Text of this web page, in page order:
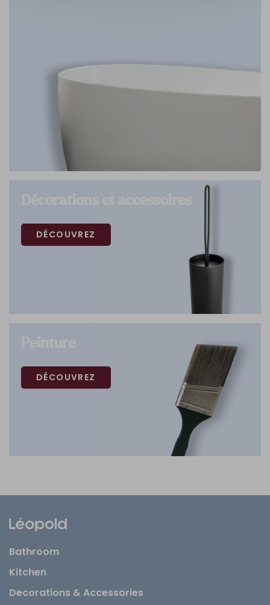
DÉCOUVREZ
DÉCOUVREZ
Bathroom
Kitchen
Decorations & Accessories